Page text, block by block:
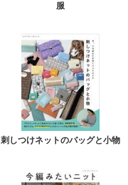
服
刺しつけネットのバッグと小物